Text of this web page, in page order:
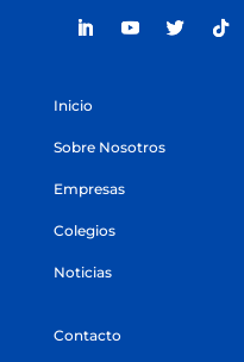
Inicio
Sobre Nosotros
Empresas
Colegios
Noticias
Contacto